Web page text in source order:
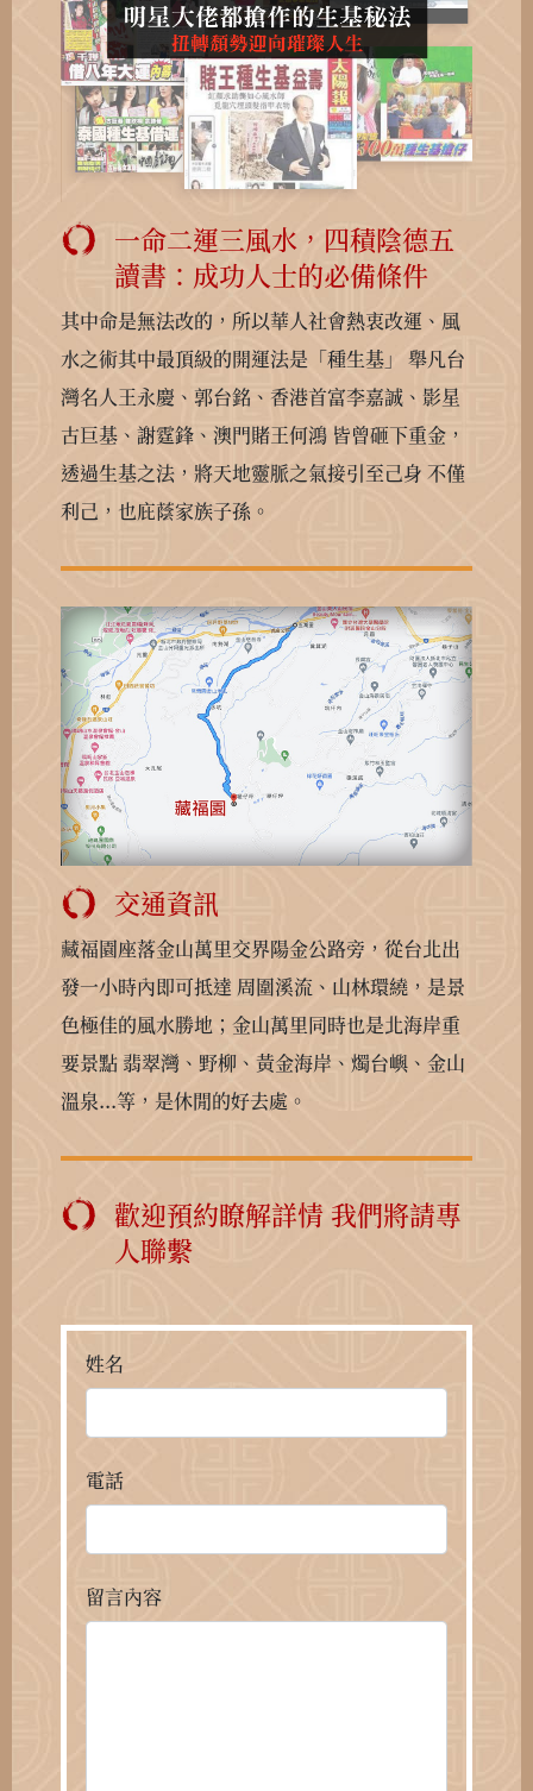
一命二運三風水，四積陰德五
讀書：成功人士的必備條件
其中命是無法改的，所以華人社會熱衷改運、風
水之術其中最頂級的開運法是「種生基」
舉凡台
灣名人王永慶、郭台銘、香港首富李嘉誠、影星
古巨基、謝霆鋒、澳門賭王何鴻皆曾砸下重金，
透過生基之法，將天地靈脈之氣接引至己身 不僅
利己，也庇蔭家族子孫。
交通資訊
藏福園座落金山萬里交界陽金公路旁，從台北出
發一小時內即可抵達 周圍溪流、山林環繞，是景
色極佳的風水勝地；金山萬里同時也是北海岸重
要景點 翡翠灣、野柳、黃金海岸、燭台嶼、金山
溫泉...等，是休閒的好去處。
歡迎預約瞭解詳情 我們將請專
人聯繫
姓名
電話
留言內容